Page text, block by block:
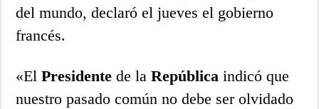
del mundo, declaró el jueves el gobierno
francés.
«ElPresidente de laRepública indicó que
nuestro pasado común no debe ser olvidado